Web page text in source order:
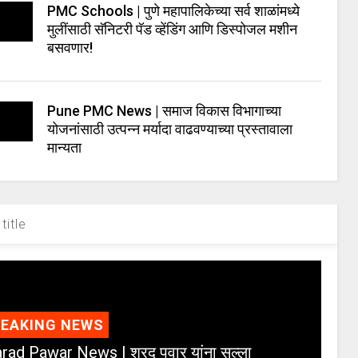
PMC Schools | पुणे महापालिकेच्या सर्व शाळांमध्ये
मुलींसाठी सॅनिटरी पॅड व्हेंडिंग आणि डिस्पोजल मशीन
बसवणार!
Pune PMC News | समाज विकास विभागाच्या
योजनांसाठी उत्पन्न मर्यादा वाढवण्याच्या प्रस्तावाला
मान्यता
NEWS
Pawar News | शरद पवार यांना सल्ला